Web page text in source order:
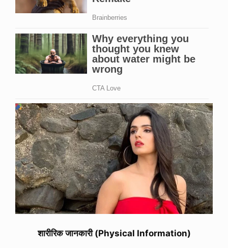
शारीरिक जानकारी (Physical Information)